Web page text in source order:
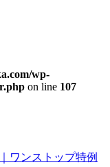
wp-
on line 107
ワンストップ特例